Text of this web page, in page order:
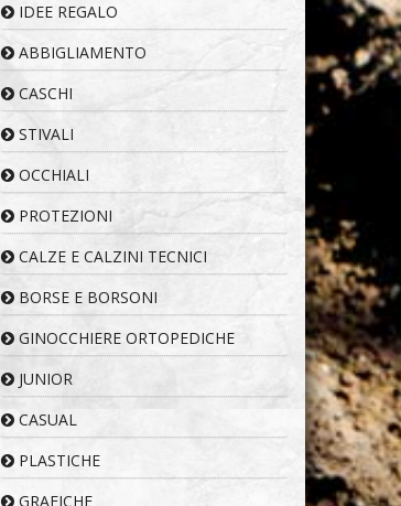
IDEE REGALO
ABBIGLIAMENTO
CASCHI
STIVALI
OCCHIALI
PROTEZIONI
CALZE E CALZINI TECNICI
BORSE E BORSONI
GINOCCHIERE ORTOPEDICHE
JUNIOR
CASUAL
PLASTICHE
GRAFICHE